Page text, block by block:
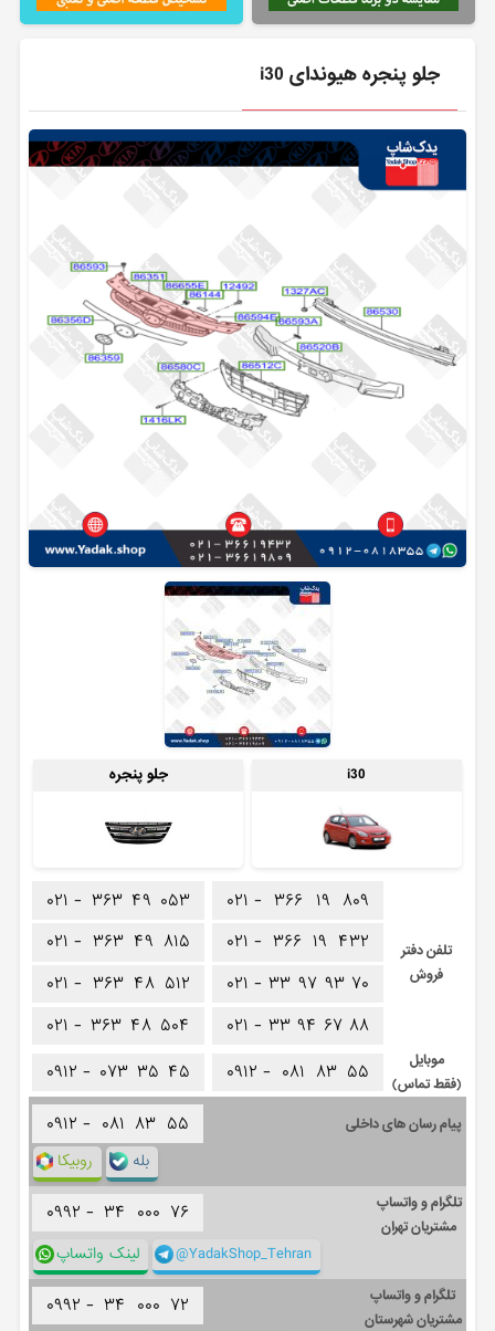
جلو پنجره هیوندای i30
i30 جلو پنجره
تلفن دفتر
فروش
۰۲۱ - ۳۶۶ ۱۹ ۸۰۹
۰۲۱ - ۳۶۶ ۱۹ ۴۳۲
۰۲۱ - ۳۳ ۹۷ ۹۳ ۷۰
۰۲۱ - ۳۳ ۹۴ ۶۷ ۸۸
۰۲۱ - ۳۶۳ ۴۹ ۰۵۳
۰۲۱ - ۳۶۳ ۴۹ ۸۱۵
۰۲۱ - ۳۶۳ ۴۸ ۵۱۲
۰۲۱ - ۳۶۳ ۴۸ ۵۰۴
موبایل
(فقط تماس)
۰۹۱۲ - ۰۸۱ ۸۳ ۵۵ ۰۹۱۲ - ۰۷۳ ۳۵ ۴۵
پیام رسان های داخلی ۰۹۱۲ - ۰۸۱ ۸۳ ۵۵
روبیکا بله
تلگرام و واتساپ
مشتریان تهران
۰۹۹۲ - ۳۴ ۰۰۰ ۷۶
لینک واتساپ @YadakShop_Tehran
تلگرام و واتساپ
مشتریان شهرستان
۰۹۹۲ - ۳۴ ۰۰۰ ۷۲